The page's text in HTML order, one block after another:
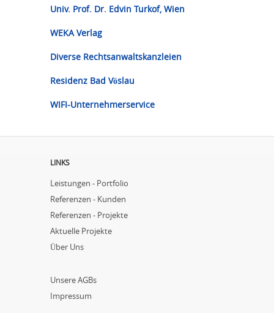
Univ. Prof. Dr. Edvin Turkof, Wien
WEKA Verlag
Diverse Rechtsanwaltskanzleien
Residenz Bad Vöslau
WIFI-Unternehmerservice
LINKS
Leistungen - Portfolio
Referenzen - Kunden
Referenzen - Projekte
Aktuelle Projekte
Über Uns
Unsere AGBs
Impressum